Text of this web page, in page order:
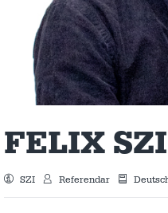
FELIX
SZI Referendar